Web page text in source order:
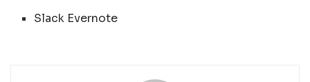
Slack Evernote